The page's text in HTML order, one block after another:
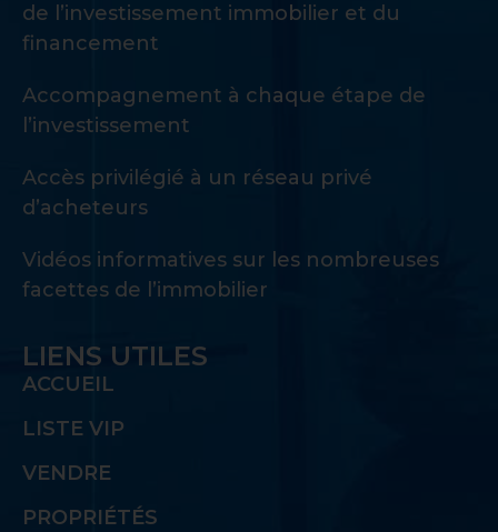
de l’investissement immobilier et du
financement
Accompagnement à chaque étape de
l’investissement
Accès privilégié à un réseau privé
d’acheteurs
Vidéos informatives sur les nombreuses
facettes de l’immobilier
LIENS UTILES
ACCUEIL
LISTE VIP
VENDRE
PROPRIÉTÉS